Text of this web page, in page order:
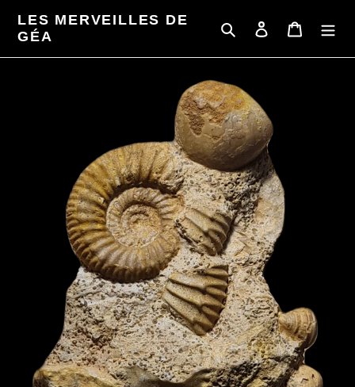
contenu
LES MERVEILLES DE
GÉA
RechercherSe connecter
Panier